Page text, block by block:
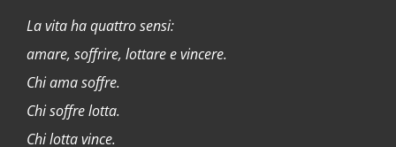
La vita ha quattro sensi:
amare, soffrire, lottare e vincere.
Chi ama soffre.
Chi soffre lotta.
Chi lotta vince.